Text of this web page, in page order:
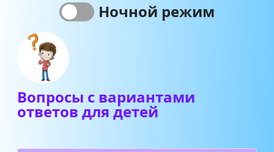
Ночной режим
Вопросы с вариантами
ответов для детей